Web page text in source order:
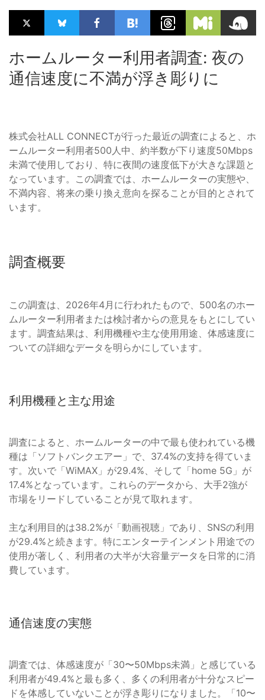
ホームルーター利用者調査: 夜の
通信速度に不満が浮き彫りに
株式会社ALL CONNECTが行った最近の調査によると、ホ
ームルーター利用者500人中、約半数が下り速度50Mbps
未満で使用しており、特に夜間の速度低下が大きな課題と
なっています。この調査では、ホームルーターの実態や、
不満内容、将来の乗り換え意向を探ることが目的とされて
います。
調査概要
この調査は、2026年4月に行われたもので、500名のホー
ムルーター利用者または検討者からの意見をもとにしてい
ます。調査結果は、利用機種や主な使用用途、体感速度に
ついての詳細なデータを明らかにしています。
利用機種と主な用途
調査によると、ホームルーターの中で最も使われている機
種は「ソフトバンクエアー」で、37.4%の支持を得ていま
す。次いで「WiMAX」が29.4%、そして「home 5G」が
17.4%となっています。これらのデータから、大手2強が
市場をリードしていることが見て取れます。
主な利用目的は38.2%が「動画視聴」であり、SNSの利用
が29.4%と続きます。特にエンターテインメント用途での
使用が著しく、利用者の大半が大容量データを日常的に消
費しています。
通信速度の実態
調査では、体感速度が「30〜50Mbps未満」と感じている
利用者が49.4%と最も多く、多くの利用者が十分なスピー
ドを体感していないことが浮き彫りになりました。「10〜